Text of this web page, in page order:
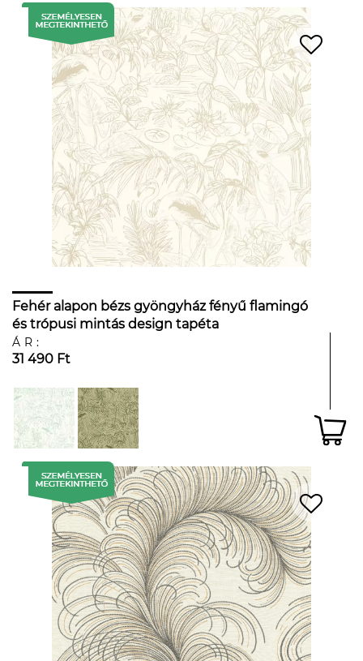
Fehér alapon bézs gyöngyház fényű flamingó
és trópusi mintás design tapéta
ÁR:
31 490 Ft